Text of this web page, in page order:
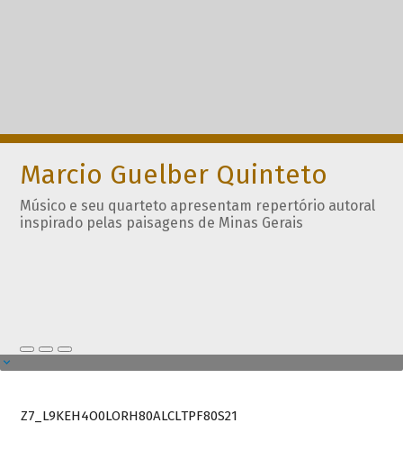
Marcio Guelber Quinteto
Músico e seu quarteto apresentam repertório autoral
inspirado pelas paisagens de Minas Gerais
Z7_L9KEH4O0LORH80ALCLTPF80S21